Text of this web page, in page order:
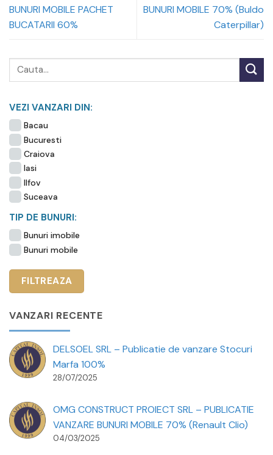
BUNURI MOBILE PACHET
BUCATARII 60%
BUNURI MOBILE 70% (Buldo
Caterpillar)
VEZI VANZARI DIN:
Bacau
Bucuresti
Craiova
Iasi
Ilfov
Suceava
TIP DE BUNURI:
Bunuri imobile
Bunuri mobile
VANZARI RECENTE
DELSOEL SRL – Publicatie de vanzare Stocuri
Marfa 100%
28/07/2025
OMG CONSTRUCT PROIECT SRL – PUBLICATIE
VANZARE BUNURI MOBILE 70% (Renault Clio)
04/03/2025